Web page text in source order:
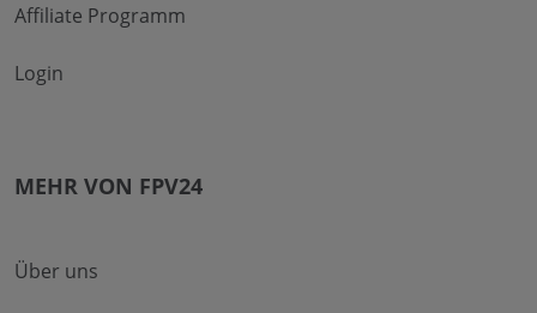
Affiliate Programm
Login
MEHR VON FPV24
Über uns